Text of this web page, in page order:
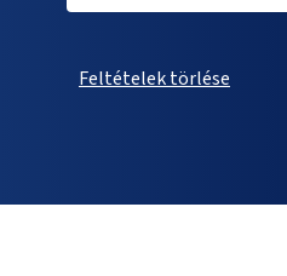
Feltételek törlése